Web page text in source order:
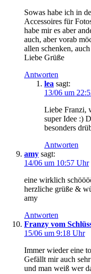
Sowas habe ich in
Accessoires für
habe mir es aber
auch, aber vorab
allen schenken,
Liebe Grüße
Antworten
lea sagt:
13/06 um
Liebe Franzi,
super Idee :)
besonders
Antworten
amy sagt:
14/06 um 10:57 Uhr
eine wirklich
herzliche grüße &
amy
Antworten
Franzy vom
15/06 um 9:18 Uhr
Immer wieder eine
Gefällt mir auch
und man weiß wer